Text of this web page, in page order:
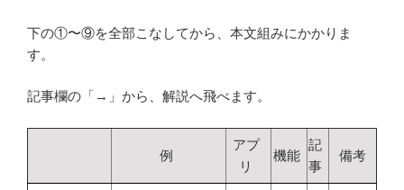
下の①〜⑨を全部こなしてから、本文組みにかかりま
す。
記事欄の「→」から、解説へ飛べます。
例
アプ
リ
機能
記
事
備考